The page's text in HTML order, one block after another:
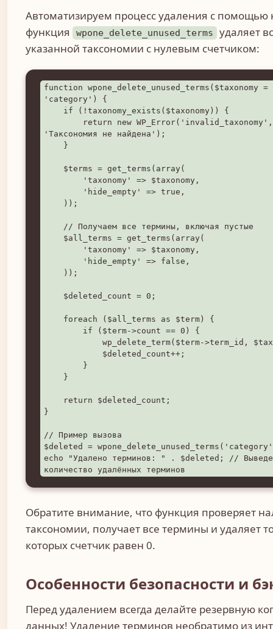
Автоматизируем процесс удаления с помощью
функция
wpone_delete_unused_terms
удаляет
указанной таксономии с нулевым счетчиком:
function wpone_delete_unused_terms($taxonomy =
'category') {
'Таксономия не найдена');
}
// Пример вызова
$deleted =
echo "Удалено терминов: " . $deleted; //
количество удалённых терминов
Обратите внимание, что функция проверяет
таксономии, получает все термины и удаляет
которых счетчик равен 0.
Особенности безопасности и
Перед удалением всегда делайте резервную
данных! Удаление терминов необратимо из